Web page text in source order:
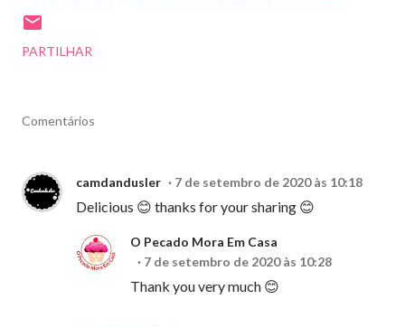
PARTILHAR
Comentários
camdandusler 7 de setembro de 2020 às 10:18
Delicious 😊 thanks for your sharing 😊
O Pecado Mora Em Casa
7 de setembro de 2020 às 10:28
Thank you very much 😊